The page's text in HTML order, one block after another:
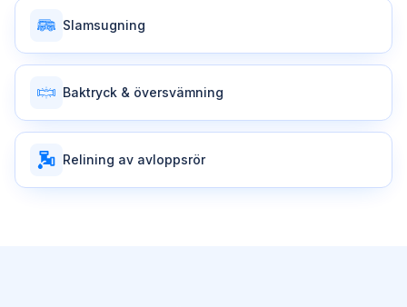
Slamsugning
Baktryck & översvämning
Relining av avloppsrör